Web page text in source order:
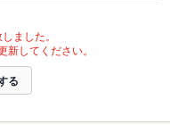
ました。
してください。
る